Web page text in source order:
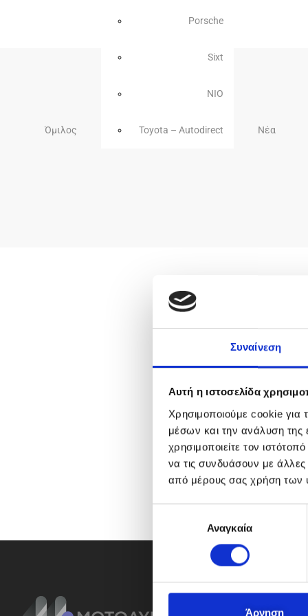
Συναίνεση
Αυτή η ιστοσελίδα
Χρησιμοποιούμε cookie για
μέσων και την ανάλυση της
χρησιμοποιείτε τον
να τις συνδυάσουν με
από μέρους σας χρήση των
ή
Αναγκαία
Άρνηση
Όμιλος
Porsche
Sixt
NIO
Toyota – Autodirect Νέα